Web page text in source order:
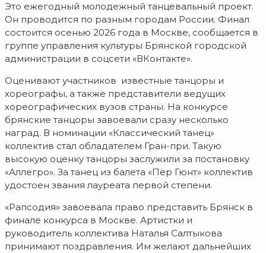
Это ежегодный молодежный танцевальный проект.
Он проводится по разным городам России. Финал
состоится осенью 2026 года в Москве, сообщается в
группе управления культуры Брянской городской
администрации в соцсети «ВКонтакте».
Оценивают участников известные танцоры и
хореографы, а также представители ведущих
хореографических вузов страны. На конкурсе
брянские танцоры завоевали сразу несколько
наград. В номинации «Классический танец»
коллектив стал обладателем Гран-при. Такую
высокую оценку танцоры заслужили за постановку
«Аллегро». За танец из балета «Пер Гюнт» коллектив
удостоен звания лауреата первой степени.
«Рапсодия» завоевала право представить Брянск в
финале конкурса в Москве. Артистки и
руководитель коллектива Наталья Салтыкова
принимают поздравления. Им желают дальнейших